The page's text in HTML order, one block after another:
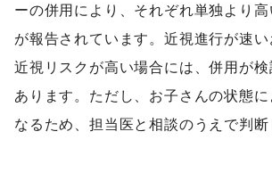
ーの併用により、それぞれ単独より
が報告されています。近視進行が速
近視リスクが高い場合には、併用が
あります。ただし、お子さんの状態
なるため、担当医と相談のうえで判断